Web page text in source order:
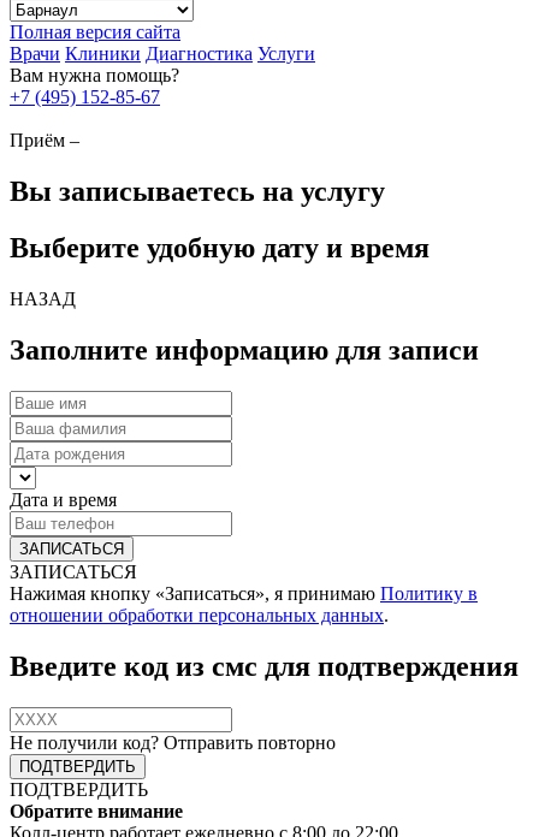
Полная версия сайта
Врачи Клиники Диагностика Услуги
Вам нужна помощь?
+7 (495) 152-85-67
Приём –
Вы записываетесь на услугу
Выберите удобную дату и время
НАЗАД
Заполните информацию для записи
Дата и время
ЗАПИСАТЬСЯ
Нажимая кнопку «Записаться», я принимаю Политику в
отношении обработки персональных данных.
Введите код из смс для подтверждения
Не получили код? Отправить повторно
ПОДТВЕРДИТЬ
Обратите внимание
Колл-центр работает ежедневно с 8:00 до 22:00